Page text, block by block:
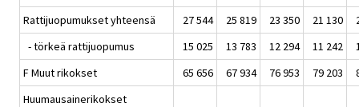
Rattijuopumukset yhteensä
27 544 25 819 23 350 21 130
- törkeä rattijuopumus
15 025 13 783 12 294 11 242
F Muut rikokset
65 656 67 934 76 953 79 203
Huumausainerikokset